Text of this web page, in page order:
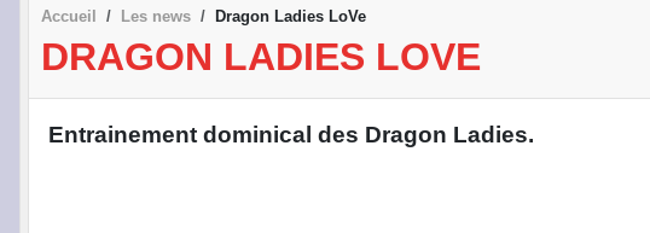
Accueil Les news Dragon Ladies LoVe
DRAGON LADIES LOVE
Entrainement dominical des Dragon Ladies.